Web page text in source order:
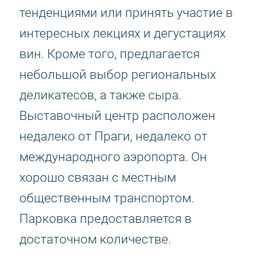
тенденциями или принять участие в
интересных лекциях и дегустациях
вин. Кроме того, предлагается
небольшой выбор региональных
деликатесов, а также сыра.
Выставочный центр расположен
недалеко от Праги, недалеко от
международного аэропорта. Он
хорошо связан с местным
общественным транспортом.
Парковка предоставляется в
достаточном количестве.